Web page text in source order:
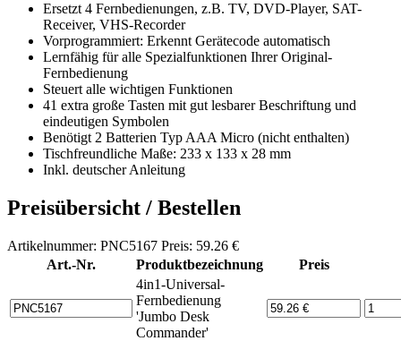
Ersetzt 4 Fernbedienungen, z.B. TV, DVD-Player, SAT-
Receiver, VHS-Recorder
Vorprogrammiert: Erkennt Gerätecode automatisch
Lernfähig für alle Spezialfunktionen Ihrer Original-
Fernbedienung
Steuert alle wichtigen Funktionen
41 extra große Tasten mit gut lesbarer Beschriftung und
eindeutigen Symbolen
Benötigt 2 Batterien Typ AAA Micro (nicht enthalten)
Tischfreundliche Maße: 233 x 133 x 28 mm
Inkl. deutscher Anleitung
Preisübersicht / Bestellen
Artikelnummer: PNC5167 Preis: 59.26 €
Art.-Nr.
Produktbezeichnung
Preis
4in1-Universal-
Fernbedienung
'Jumbo Desk
Commander'